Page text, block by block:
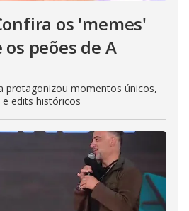
os 'memes'
peões de A
protagonizou momentos únicos,
edits históricos